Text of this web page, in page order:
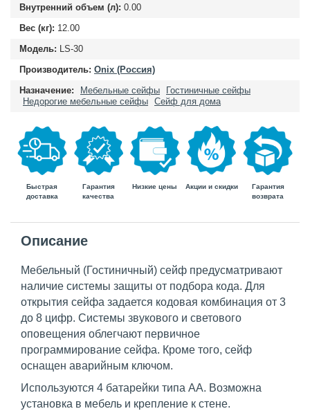
Внутренний объем (л): 0.00
Вес (кг): 12.00
Модель: LS-30
Производитель: Onix (Россия)
Назначение:
Мебельные сейфы
Гостиничные сейфы
Недорогие мебельные сейфы Сейф для дома
Быстрая
доставка
Гарантия
качества
Низкие цены Акции и скидки
Гарантия
возврата
Описание
Мебельный (Гостиничный) сейф предусматривают
наличие системы защиты от подбора кода. Для
открытия сейфа задается кодовая комбинация от 3
до 8 цифр. Системы звукового и светового
оповещения облегчают первичное
программирование сейфа. Кроме того, сейф
оснащен аварийным ключом.
Используются 4 батарейки типа AA. Возможна
установка в мебель и крепление к стене.